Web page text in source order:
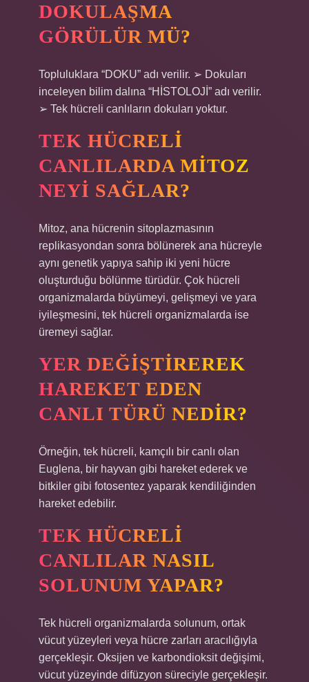
DOKULAŞMA
GÖRÜLÜR MÜ?
Topluluklara “DOKU” adı verilir. ➢ Dokuları
inceleyen bilim dalına “HİSTOLOJİ” adı verilir.
➢ Tek hücreli canlıların dokuları yoktur.
TEK HÜCRELI
CANLILARDA MITOZ
NEYI SAĞLAR?
Mitoz, ana hücrenin sitoplazmasının
replikasyondan sonra bölünerek ana hücreyle
aynı genetik yapıya sahip iki yeni hücre
oluşturduğu bölünme türüdür. Çok hücreli
organizmalarda büyümeyi, gelişmeyi ve yara
iyileşmesini, tek hücreli organizmalarda ise
üremeyi sağlar.
YER DEĞIŞTIREREK
HAREKET EDEN
CANLI TÜRÜ NEDIR?
Örneğin, tek hücreli, kamçılı bir canlı olan
Euglena, bir hayvan gibi hareket ederek ve
bitkiler gibi fotosentez yaparak kendiliğinden
hareket edebilir.
TEK HÜCRELI
CANLILAR NASIL
SOLUNUM YAPAR?
Tek hücreli organizmalarda solunum, ortak
vücut yüzeyleri veya hücre zarları aracılığıyla
gerçekleşir. Oksijen ve karbondioksit değişimi,
vücut yüzeyinde difüzyon süreciyle gerçekleşir.